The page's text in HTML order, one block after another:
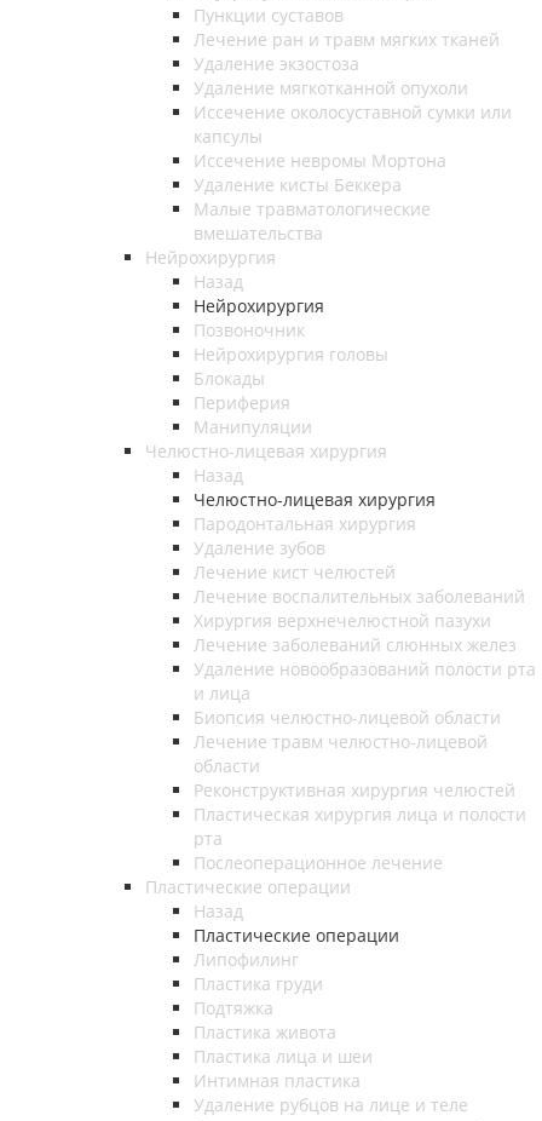
Пункции суставов
Лечение ран и травм мягких тканей
Удаление экзостоза
Удаление мягкотканной опухоли
Иссечение околосуставной сумки или
капсулы
Иссечение невромы Мортона
Удаление кисты Беккера
Малые травматологические
вмешательства
Нейрохирургия
Назад
Нейрохирургия
Позвоночник
Нейрохирургия головы
Блокады
Периферия
Манипуляции
Челюстно-лицевая хирургия
Назад
Челюстно-лицевая хирургия
Пародонтальная хирургия
Удаление зубов
Лечение кист челюстей
Лечение воспалительных заболеваний
Хирургия верхнечелюстной пазухи
Лечение заболеваний слюнных желез
Удаление новообразований полости рта
и лица
Биопсия челюстно-лицевой области
Лечение травм челюстно-лицевой
области
Реконструктивная хирургия челюстей
Пластическая хирургия лица и полости
рта
Послеоперационное лечение
Пластические операции
Назад
Пластические операции
Липофилинг
Пластика груди
Подтяжка
Пластика живота
Пластика лица и шеи
Интимная пластика
Удаление рубцов на лице и теле